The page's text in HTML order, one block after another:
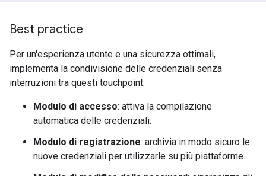
Best practice
Per un'esperienza utente e una sicurezza ottimali,
implementa la condivisione delle credenziali senza
interruzioni tra questi touchpoint:
Modulo di accesso: attiva la compilazione
automatica delle credenziali.
Modulo di registrazione: archivia in modo sicuro le
nuove credenziali per utilizzarle su più piattaforme.